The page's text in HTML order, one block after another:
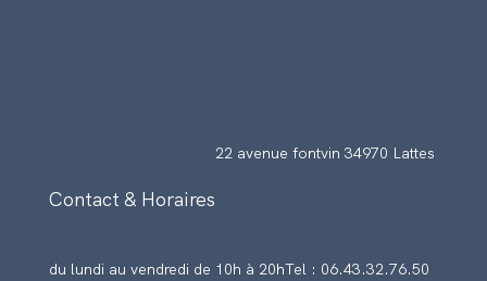
Contact & Horaires
22 avenue fontvin 34970 Lattes
du lundi au vendredi de 10h à 20hTel : 06.43.32.76.50